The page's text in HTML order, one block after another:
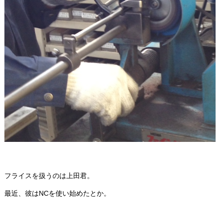
フライスを扱うのは上田君。
最近、彼はNCを使い始めたとか。